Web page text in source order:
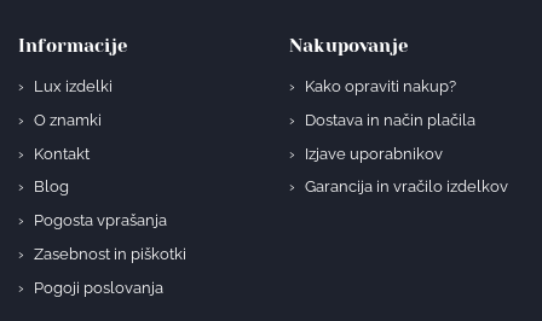
Informacije
Lux izdelki
O znamki
Kontakt
Blog
Pogosta vprašanja
Zasebnost in piškotki
Pogoji poslovanja
Nakupovanje
Kako opraviti nakup?
Dostava in način plačila
Izjave uporabnikov
Garancija in vračilo izdelkov